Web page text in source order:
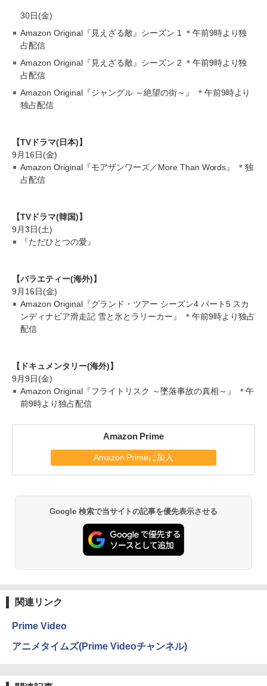
30日(金)
Amazon Original『見えざる敵』シーズン 1 ＊午前9時より独
占配信
Amazon Original『見えざる敵』シーズン 2 ＊午前9時より独
占配信
Amazon Original『ジャングル ～絶望の街～』 ＊午前9時より
独占配信
【TVドラマ(日本)】
9月16日(金)
Amazon Original『モアザンワーズ／More Than Words』 ＊独
占配信
【TVドラマ(韓国)】
9月3日(土)
『ただひとつの愛』
【バラエティー(海外)】
9月16日(金)
Amazon Original『グランド・ツアー シーズン4 パート5 スカ
ンディナビア滑走記 雪と氷とラリーカー』 ＊午前9時より独占
配信
【ドキュメンタリー(海外)】
9月9日(金)
Amazon Original『フライトリスク ～墜落事故の真相～』 ＊午
前9時より独占配信
Amazon Prime
Amazon Primeに加入
Google 検索で当サイトの記事を優先表示させる
関連リンク
Prime Video
アニメタイムズ(Prime Videoチャンネル)